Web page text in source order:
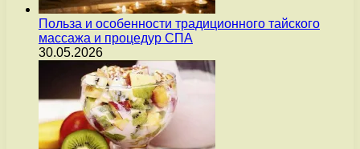
Польза и особенности традиционного тайского
массажа и процедур СПА
30.05.2026